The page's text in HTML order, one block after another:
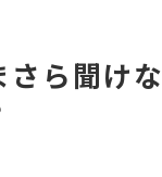
さら聞け